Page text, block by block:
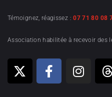
Témoignez, réagissez :07 71 80 08
Association habilitée à recevoir des